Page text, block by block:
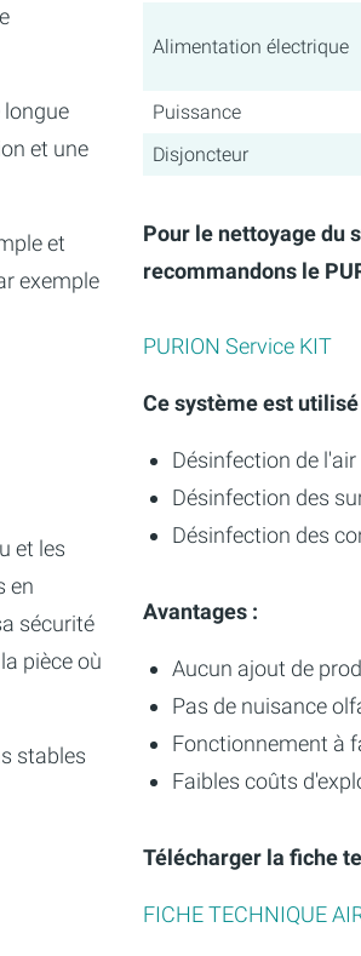
longue
et une
et
exemple
et les
en
sécurité
pièce où
stables
Alimentation électrique
Puissance
Disjoncteur
Pour le nettoyage du
recommandons le
PURION Service KIT
Ce système est
Désinfection de l'air
Désinfection des
Désinfection des
Avantages :
Aucun ajout de
Pas de nuisance
Fonctionnement à
Faibles coûts
Télécharger la fiche
FICHE TECHNIQUE